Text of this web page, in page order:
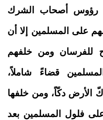
رؤوس أصحاب الشرك
على المسلمين إلا أن
للفرسان ومن خلفهم
قضاءً شاملاً،
الأرض دكّاً، ومن خلفها
فلول المسلمين بعد